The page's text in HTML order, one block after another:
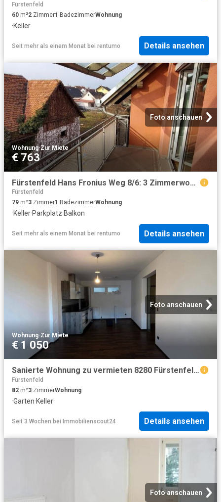
Fürstenfeld
60 m²2 Zimmer1 BadezimmerWohnung
·Keller
Seit mehr als einem Monat bei rentumo Details ansehen
Foto anschauen
Wohnung·Zur Miete
€ 763
Fürstenfeld Hans Fronius Weg 8/6: 3 Zimmerwohnung mit Balkon und Carport!
Fürstenfeld
79 m²3 Zimmer1 BadezimmerWohnung
·Keller·Parkplatz·Balkon
Seit mehr als einem Monat bei rentumo Details ansehen
Foto anschauen
Wohnung·Zur Miete
€ 1 050
Sanierte Wohnung zu vermieten 8280 Fürstenfeld, Kernstockgasse 25/2
Fürstenfeld
82 m²3 ZimmerWohnung
·Garten·Keller
Seit 3 Wochen bei Immobilienscout24 Details ansehen
Foto anschauen